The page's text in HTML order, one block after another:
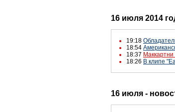
16 июля 2014
19:18
18:54
18:37
18:26 В клипе
16 июля -